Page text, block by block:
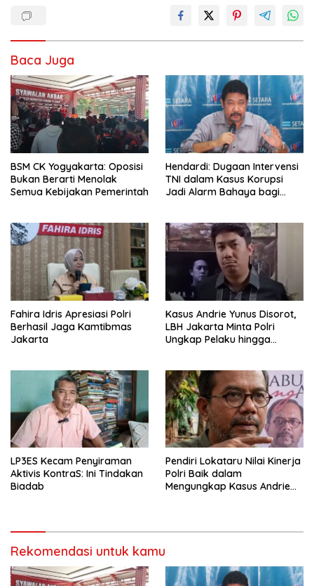
Baca Juga
BSM CK Yogyakarta: Oposisi
Bukan Berarti Menolak
Semua Kebijakan Pemerintah
Hendardi: Dugaan Intervensi
TNI dalam Kasus Korupsi
Jadi Alarm Bahaya bagi
Fahira Idris Apresiasi Polri
Berhasil Jaga Kamtibmas
Jakarta
Kasus Andrie Yunus Disorot,
LBH Jakarta Minta Polri
Ungkap Pelaku hingga
LP3ES Kecam Penyiraman
Aktivis KontraS: Ini Tindakan
Biadab
Pendiri Lokataru Nilai Kinerja
Polri Baik dalam
Mengungkap Kasus Andrie
Rekomendasi untuk kamu